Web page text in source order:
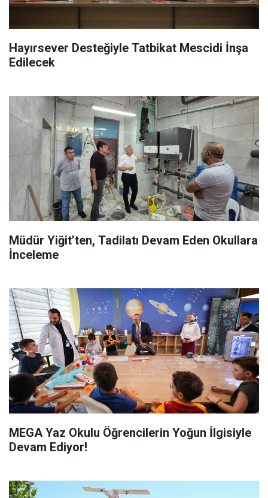
Hayırsever Desteğiyle Tatbikat Mescidi İnşa
Edilecek
Müdür Yiğit’ten, Tadilatı Devam Eden Okullara
İnceleme
MEGA Yaz Okulu Öğrencilerin Yoğun İlgisiyle
Devam Ediyor!